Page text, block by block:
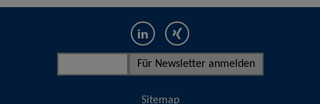
Sitemap